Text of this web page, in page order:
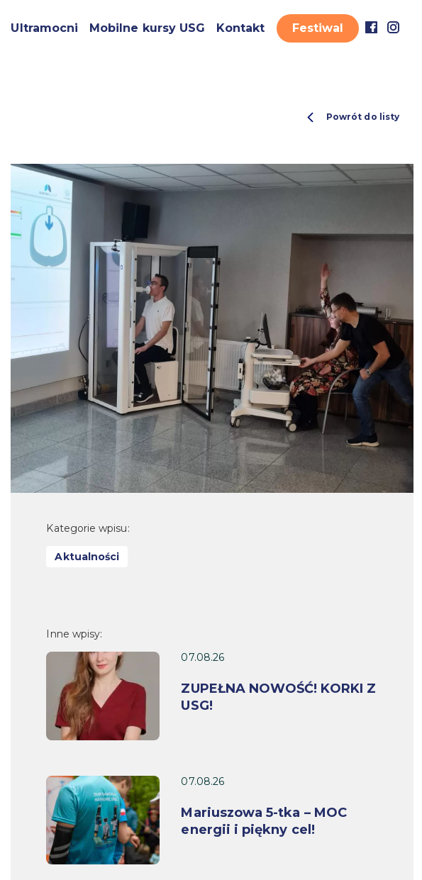
Ultramocni Mobilne kursy USG Kontakt Festiwal
Powrót do listy
Kategorie wpisu:
Aktualności
Inne wpisy:
07.08.26
ZUPEŁNA NOWOŚĆ! KORKI Z
USG!
07.08.26
Mariuszowa 5-tka – MOC
energii i piękny cel!